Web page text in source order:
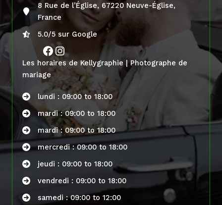
8 Rue de l’Église, 67220 Neuve-Église,
France
5.0/5 sur Google
Facebook
Instagram
Les horaires de Kellygraphie | Photographe de
mariage
lundi : 09:00 to 18:00
mardi : 09:00 to 18:00
mardi : 09:00 to 18:00
mercredi : 09:00 to 18:00
jeudi : 09:00 to 18:00
vendredi : 09:00 to 18:00
samedi : 09:00 to 12:00